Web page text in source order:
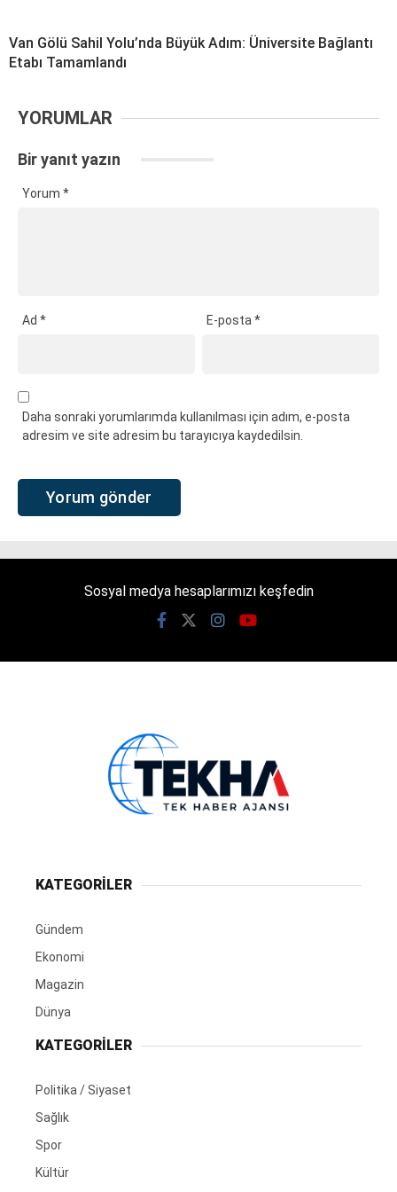
Van Gölü Sahil Yolu’nda Büyük Adım: Üniversite Bağlantı
Etabı Tamamlandı
YORUMLAR
Bir yanıt yazın
Yorum *
Ad * E-posta*
Daha sonraki yorumlarımda kullanılması için adım, e-posta
adresim ve site adresim bu tarayıcıya kaydedilsin.
Sosyal medya hesaplarımızı keşfedin
KATEGORİLER
Gündem
Ekonomi
Magazin
Dünya
KATEGORİLER
Politika / Siyaset
Sağlık
Spor
Kültür